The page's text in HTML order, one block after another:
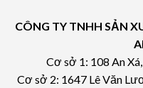
CÔNG TY TNHH SẢN
Cơ sở 1: 108 An
Cơ sở 2: 1647 Lê Văn